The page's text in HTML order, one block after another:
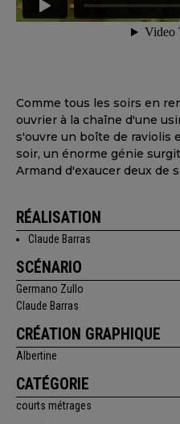
Comme tous les soirs en
ouvrier à la chaîne d'une
s'ouvre un boîte de raviolis
soir, un énorme génie
Armand d'exaucer deux de
RÉALISATION
Claude Barras
SCÉNARIO
Germano Zullo
Claude Barras
CRÉATION GRAPHIQUE
Albertine
CATÉGORIE
courts métrages